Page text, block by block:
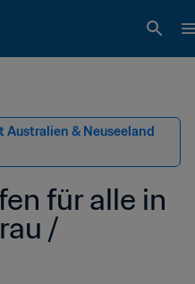
Australien & Neuseeland
für alle in
/